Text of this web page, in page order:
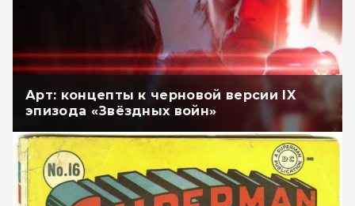
Арт: концепты к черновой версии IX
эпизода «Звёздных войн»